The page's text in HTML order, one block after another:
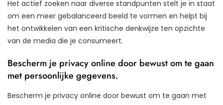
Het actief zoeken naar diverse standpunten stelt je in staat
om een meer gebalanceerd beeld te vormen en helpt bij
het ontwikkelen van een kritische denkwijze ten opzichte
van de media die je consumeert.
Bescherm je privacy online door bewust om te gaan
met persoonlijke gegevens.
Bescherm je privacy online door bewust om te gaan met